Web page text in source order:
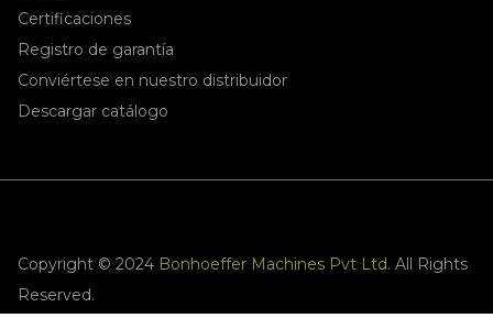
Certificaciones
Registro de garantía
Conviértese en nuestro distribuidor
Descargar catálogo
Copyright © 2024 Bonhoeffer Machines Pvt Ltd. All Rights
Reserved.